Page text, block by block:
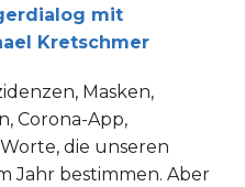
mit
Kretschmer
Masken,
Corona-App,
die unseren
Jahr bestimmen. Aber